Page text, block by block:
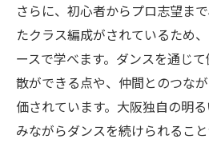
さらに、初心者からプロ志望ま
たクラス編成がされているため
ースで学べます。ダンスを通じ
散ができる点や、仲間とのつな
価されています。大阪独自の明
みながらダンスを続けられるこ